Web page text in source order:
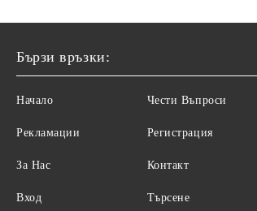
Бързи връзки:
Начало
Рекламации
За Нас
Вход
Чести Въпроси
Регистрация
Контакт
Търсене